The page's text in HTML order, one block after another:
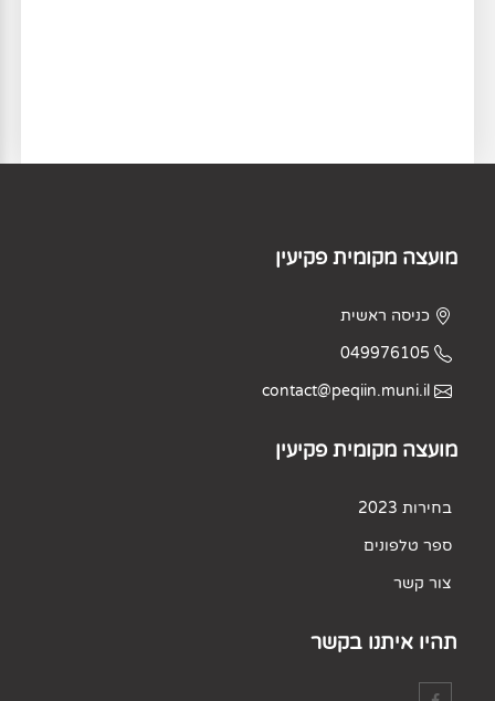
מועצה מקומית פקיעין
כניסה ראשית
049976105
contact@peqiin.muni.il
מועצה מקומית פקיעין
בחירות 2023
ספר טלפונים
צור קשר
תהיו איתנו בקשר